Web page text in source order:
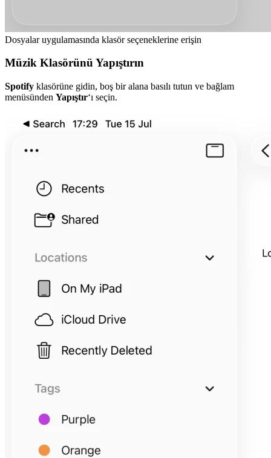
Dosyalar uygulamasında klasör seçeneklerine erişin
Müzik Klasörünü Yapıştırın
Spotify klasörüne gidin, boş bir alana basılı tutun ve bağlam
menüsünden Yapıştır‘ı seçin.